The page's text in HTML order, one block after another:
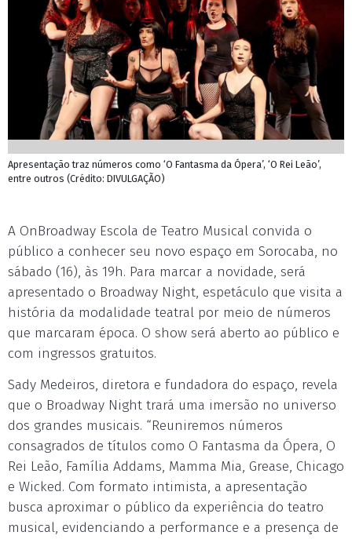
Apresentação traz números como ‘O Fantasma da Ópera’, ‘O Rei Leão’,
entre outros (Crédito: DIVULGAÇÃO)
A OnBroadway Escola de Teatro Musical convida o
público a conhecer seu novo espaço em Sorocaba, no
sábado (16), às 19h. Para marcar a novidade, será
apresentado o Broadway Night, espetáculo que visita a
história da modalidade teatral por meio de números
que marcaram época. O show será aberto ao público e
com ingressos gratuitos.
Sady Medeiros, diretora e fundadora do espaço, revela
que o Broadway Night trará uma imersão no universo
dos grandes musicais. “Reuniremos números
consagrados de títulos como O Fantasma da Ópera, O
Rei Leão, Família Addams, Mamma Mia, Grease, Chicago
e Wicked. Com formato intimista, a apresentação
busca aproximar o público da experiência do teatro
musical, evidenciando a performance e a presença de